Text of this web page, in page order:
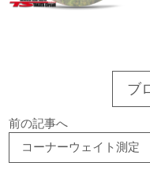
ブ
前の記事へ
コーナーウェイト測定